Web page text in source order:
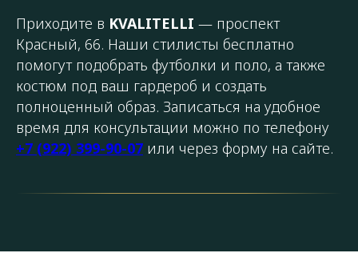
Приходите в KVALITELLI — проспект
Красный, 66. Наши стилисты бесплатно
помогут подобрать футболки и поло, а также
костюм под ваш гардероб и создать
полноценный образ. Записаться на удобное
время для консультации можно по телефону
+7 (922) 399-90-07 или через форму на сайте.